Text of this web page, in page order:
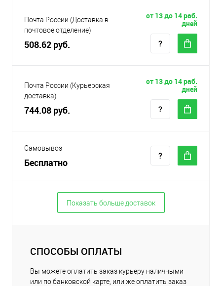
Почта России (Доставка в
почтовое отделение)
508.62 руб.
от 13 до 14 раб.
дней
Почта России (Курьерская
доставка)
744.08 руб.
от 13 до 14 раб.
дней
Самовывоз
Бесплатно
Показать больше доставок
СПОСОБЫ ОПЛАТЫ
Вы можете оплатить заказ курьеру наличными
или по банковской карте, или же оплатить заказ